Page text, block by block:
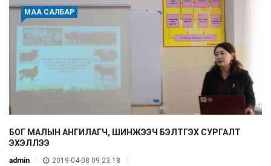
МАА САЛБАР
БОГ МАЛЫН АНГИЛАГЧ, ШИНЖЭЭЧ БЭЛТГЭХ СУРГАЛТ
ЭХЭЛЛЭЭ
admin 2019-04-08 09:23:18